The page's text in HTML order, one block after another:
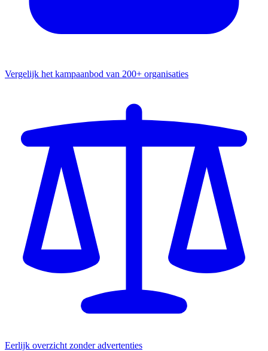
Vergelijk het kampaanbod van 200+ organisaties
Eerlijk overzicht zonder advertenties